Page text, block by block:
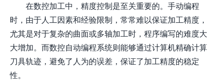
在数控加工中，精度控制是至关重要的。手动编程
时，由于人工因素和经验限制，常常难以保证加工精度，
尤其是对于复杂的曲面或多轴加工时，程序编写的难度大
大增加。而数控自动编程系统则能够通过计算机精确计算
刀具轨迹，避免了人为的误差，保证了加工精度的稳定
性。